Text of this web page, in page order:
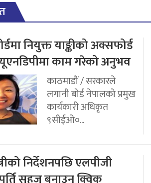
नियुक्त याङ्कीको अक्सफोर्ड
काम गरेको अनुभव
काठमाडौं / सरकारले
लगानी बोर्ड नेपालको प्रमुख
कार्यकारी अधिकृत
९सीईओ०...
निर्देशनपछि एलपीजी